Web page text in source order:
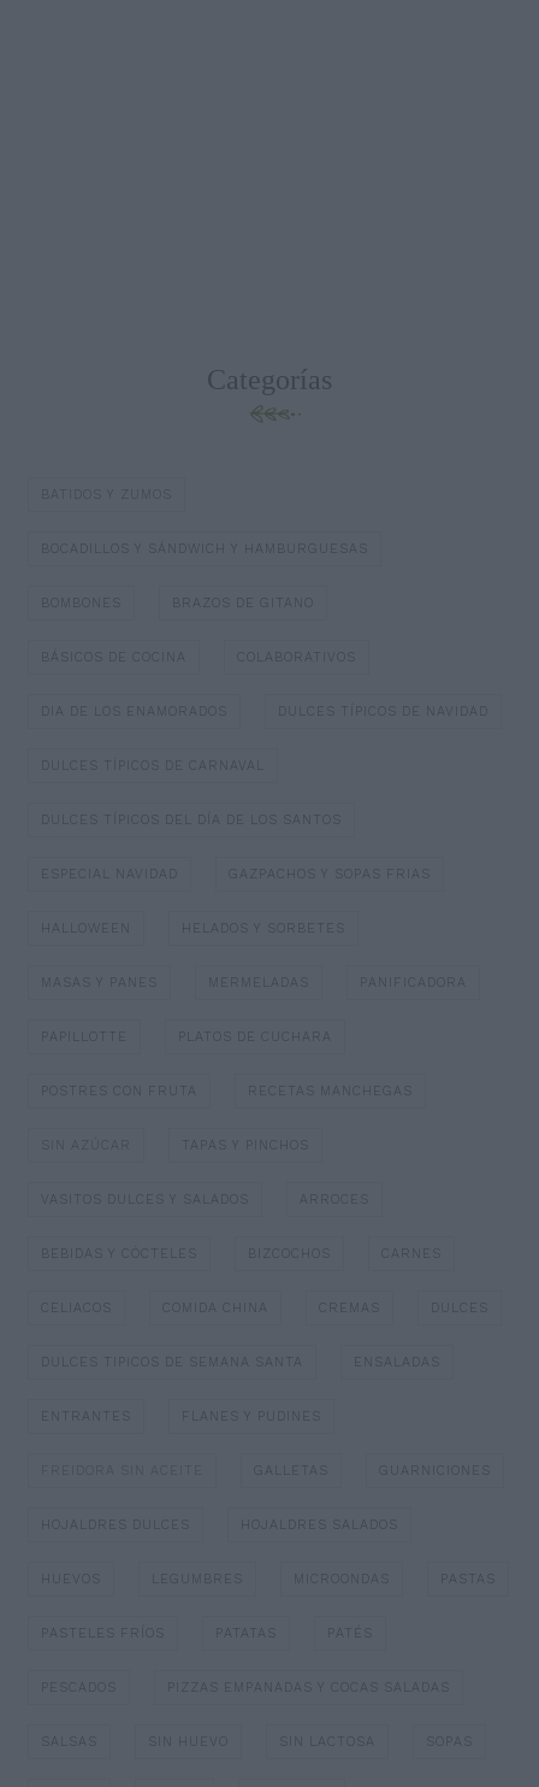
Categorías
BATIDOS Y ZUMOS
BOCADILLOS Y SÁNDWICH Y HAMBURGUESAS
BOMBONES BRAZOS DE GITANO
BÁSICOS DE COCINA COLABORATIVOS
DIA DE LOS ENAMORADOS DULCES TÍPICOS DE NAVIDAD
DULCES TÍPICOS DE CARNAVAL
DULCES TÍPICOS DEL DÍA DE LOS SANTOS
ESPECIAL NAVIDAD GAZPACHOS Y SOPAS FRIAS
HALLOWEEN HELADOS Y SORBETES
MASAS Y PANES MERMELADAS PANIFICADORA
PAPILLOTTE PLATOS DE CUCHARA
POSTRES CON FRUTA RECETAS MANCHEGAS
SIN AZÚCAR TAPAS Y PINCHOS
VASITOS DULCES Y SALADOS ARROCES
BEBIDAS Y CÓCTELES BIZCOCHOS CARNES
CELIACOS COMIDA CHINA CREMAS
DULCES TIPICOS DE SEMANA SANTA ENSALADAS
ENTRANTES FLANES Y PUDINES
FREIDORA SIN ACEITE GALLETAS GUARNICIONES
HOJALDRES DULCES HOJALDRES SALADOS
HUEVOS LEGUMBRES MICROONDAS PASTAS
PASTELES FRÍOS PATATAS PATÉS
PESCADOS PIZZAS EMPANADAS Y COCAS SALADAS
SALSAS SIN HUEVO SIN LACTOSA SOPAS